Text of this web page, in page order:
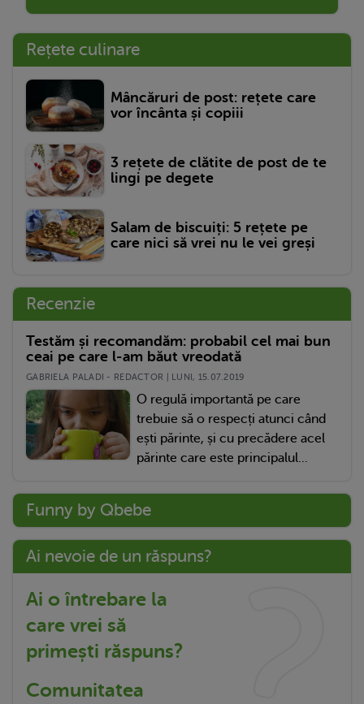
Rețete culinare
Mâncăruri de post: rețete care
vor încânta și copiii
3 rețete de clătite de post de te
lingi pe degete
Salam de biscuiți: 5 rețete pe
care nici să vrei nu le vei greși
Recenzie
Testăm și recomandăm: probabil cel mai bun
ceai pe care l-am băut vreodată
GABRIELA PALADI - REDACTOR | LUNI, 15.07.2019
O regulă importantă pe care
trebuie să o respecți atunci când
ești părinte, și cu precădere acel
părinte care este principalul...
Funny by Qbebe
Ai nevoie de un răspuns?
Ai o întrebare la
care vrei să
primești răspuns?
Comunitatea